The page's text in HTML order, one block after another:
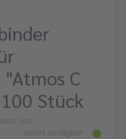
C
Stück
sofort verfügbar